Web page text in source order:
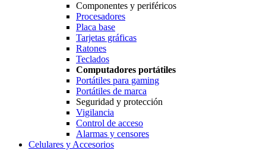
Componentes y periféricos
Procesadores
Placa base
Tarjetas gráficas
Ratones
Teclados
Computadores portátiles
Portátiles para gaming
Portátiles de marca
Seguridad y protección
Vigilancia
Control de acceso
Alarmas y censores
Celulares y Accesorios